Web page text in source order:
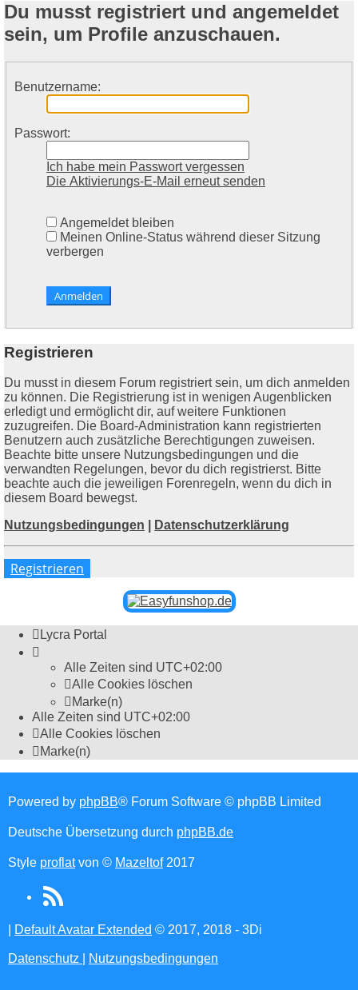
Du musst registriert und angemeldet
sein, um Profile anzuschauen.
Benutzername:
Passwort:
Ich habe mein Passwort vergessen
Die Aktivierungs-E-Mail erneut senden
Angemeldet bleiben
Meinen Online-Status während dieser Sitzung
verbergen
Registrieren
Du musst in diesem Forum registriert sein, um dich anmelden
zu können. Die Registrierung ist in wenigen Augenblicken
erledigt und ermöglicht dir, auf weitere Funktionen
zuzugreifen. Die Board-Administration kann registrierten
Benutzern auch zusätzliche Berechtigungen zuweisen.
Beachte bitte unsere Nutzungsbedingungen und die
verwandten Regelungen, bevor du dich registrierst. Bitte
beachte auch die jeweiligen Forenregeln, wenn du dich in
diesem Board bewegst.
Nutzungsbedingungen
Datenschutzerklärung
Registrieren
Lycra Portal
Alle Zeiten sind UTC+02:00
Alle Cookies löschen
Marke(n)
Alle Zeiten sind UTC+02:00
Alle Cookies löschen
Marke(n)
Powered by phpBB® Forum Software © phpBB Limited
Deutsche Übersetzung durch phpBB.de
Style proflatvon © Mazeltof2017
RSS
(Opens
Default Avatar Extended © 2017, 2018 - 3Di
Datenschutz Nutzungsbedingungen